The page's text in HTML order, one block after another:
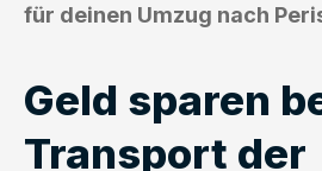
für deinen Umzug nach
Geld sparen
Transport der